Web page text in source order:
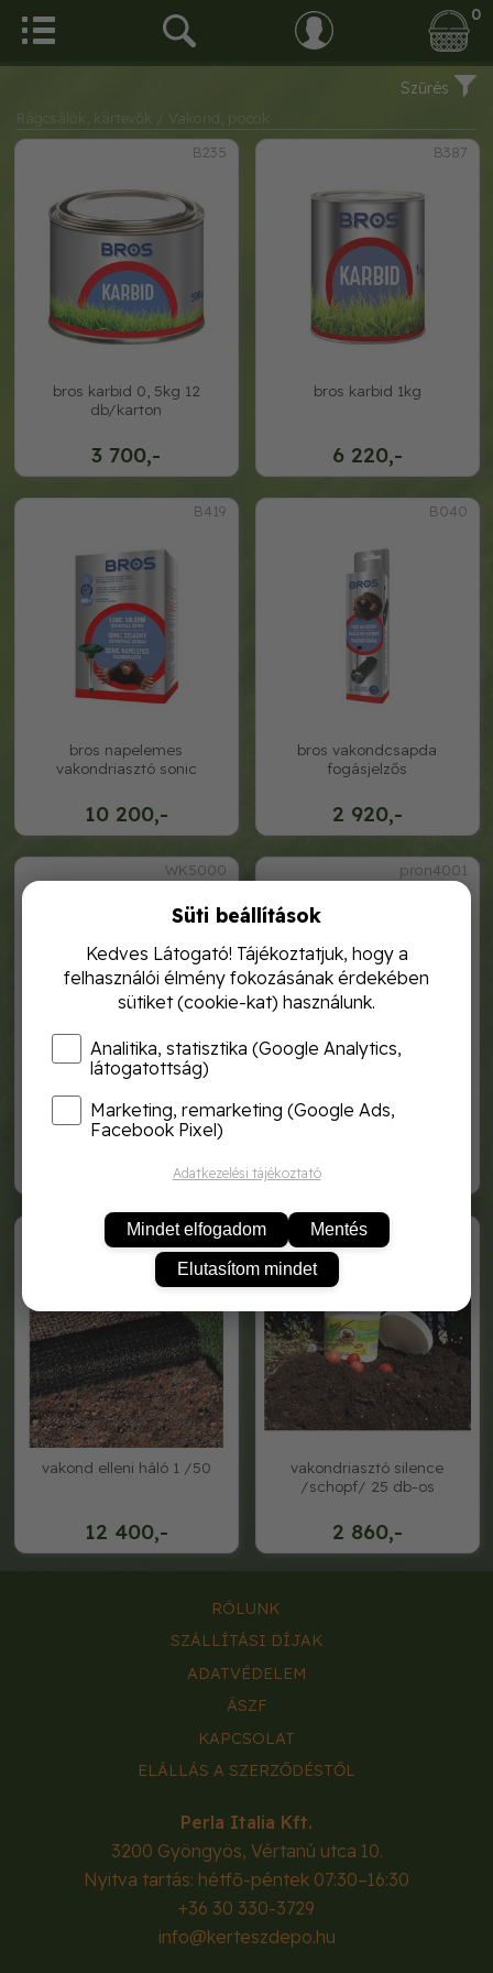
0
Szűrés
Rágcsálók, kártevők
/ Vakond, pocok
B235
3 700,-
bros karbid 0, 5kg 12
db/karton
B387
6 220,-
bros karbid 1kg
B419
10 200,-
bros napelemes
vakondriasztó sonic
B040
2 920,-
bros vakondcsapda
fogásjelzős
WK5000
pocokcsapda dróthurok
pron4001
prot. natural vakondria. golyó
50 db-os
VAKOND 1 /50
12 400,-
vakond elleni háló 1 /50
2 860,-
vakondriasztó silence
/schopf/ 25 db-os
RÓLUNK
SZÁLLÍTÁSI DÍJAK
ADATVÉDELEM
ÁSZF
KAPCSOLAT
ELÁLLÁS A SZERZŐDÉSTŐL
Perla Italia Kft.
3200 Gyöngyös, Vértanú utca 10.
Nyitva tartás: hétfő-péntek 07:30–16:30
+36 30 330-3729
info@kerteszdepo.hu
Süti beállítások
Kedves Látogató! Tájékoztatjuk, hogy a
felhasználói élmény fokozásának érdekében
sütiket (cookie-kat) használunk.
Analitika, statisztika (Google Analytics,
látogatottság)
Marketing, remarketing (Google Ads,
Facebook Pixel)
Adatkezelési tájékoztató
Mindet elfogadom Mentés
Elutasítom mindet